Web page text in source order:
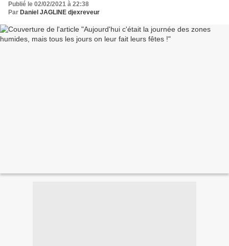
Publié le 02/02/2021 à 22:38
Par Daniel JAGLINE djexreveur